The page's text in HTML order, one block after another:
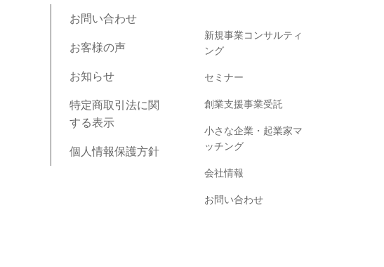
お問い合わせ
お客様の声
お知らせ
特定商取引法に関
する表示
個人情報保護方針
新規事業コンサルティ
ング
セミナー
創業支援事業受託
小さな企業・起業家マ
ッチング
会社情報
お問い合わせ